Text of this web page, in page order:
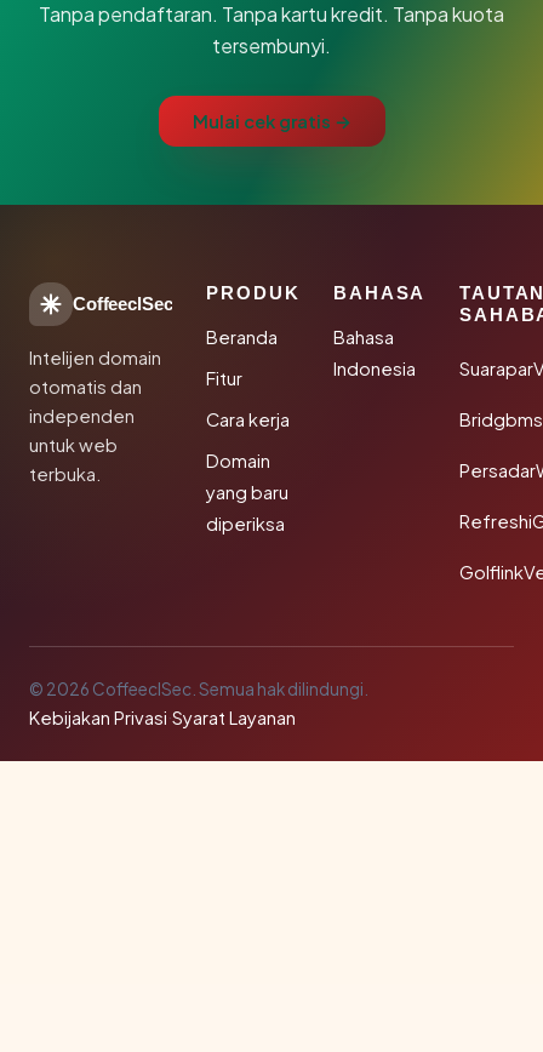
Tanpa pendaftaran. Tanpa kartu kredit. Tanpa kuota
tersembunyi.
Mulai cek gratis →
CoffeeclSec
Intelijen domain
otomatis dan
independen
untuk web
terbuka.
PRODUK
Beranda
Fitur
Cara kerja
Domain
yang baru
diperiksa
BAHASA
Bahasa
Indonesia
© 2026 CoffeeclSec. Semua hak dilindungi.
Kebijakan Privasi·Syarat Layanan